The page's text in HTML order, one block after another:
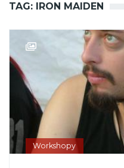
TAG: IRON MAIDEN
Workshopy